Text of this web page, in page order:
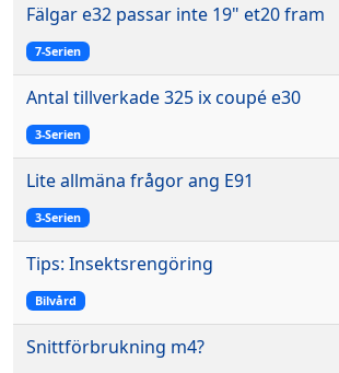
Fälgar e32 passar inte 19" et20 fram
7-Serien
Antal tillverkade 325 ix coupé e30
3-Serien
Lite allmäna frågor ang E91
3-Serien
Tips: Insektsrengöring
Bilvård
Snittförbrukning m4?